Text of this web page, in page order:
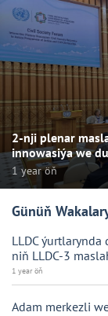
2-nji plenar
innowasiýa we
1 year öň
Günüň
LLDC
niň LLDC-3
1 year öň
Adam merkezli